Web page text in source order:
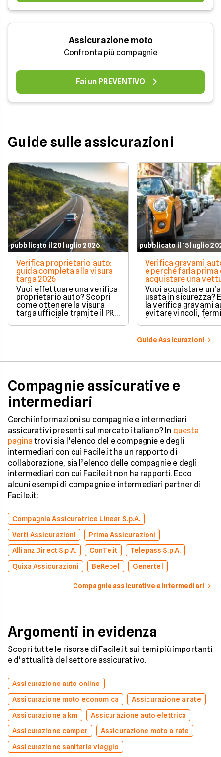
Assicurazione moto
Confronta più compagnie
Fai un PREVENTIVO
Guide sulle assicurazioni
pubblicato il 20 luglio 2026
Verifica proprietario auto:
guida completa alla visura
targa 2026
Vuoi effettuare una verifica
proprietario auto? Scopri
come ottenere la visura
targa ufficiale tramite il PRA
per controllare dati e
vincoli in totale sicurezza.
pubblicato il 15 luglio
Verifica gravami
e perché farla prima
acquistare una
Vuoi acquistare
usata in sicurezza?
la verifica gravami
evitare vincoli,
ipoteche. Scopri
tutelare il tuo
Guide Assicurazioni
Compagnie assicurative e
intermediari
Cerchi informazioni su compagnie e intermediari
assicurativi presenti sul mercato italiano? In questa
pagina trovi sia l’elenco delle compagnie e degli
intermediari con cui Facile.it ha un rapporto di
collaborazione, sia l’elenco delle compagnie e degli
intermediari con cui Facile.it non ha rapporti. Ecco
alcuni esempi di compagnie e intermediari partner di
Facile.it:
Compagnia Assicuratrice Linear S.p.A.
Verti Assicurazioni
Prima Assicurazioni
Allianz Direct S.p.A.
ConTe.it
Telepass S.p.A.
Quixa Assicurazioni
BeRebel Genertel
Compagnie assicurative e intermediari
Argomenti in evidenza
Scopri tutte le risorse di Facile.it sui temi più importanti
e d'attualità del settore assicurativo.
Assicurazione auto online
Assicurazione moto economica
Assicurazione a rate
Assicurazione a km
Assicurazione auto elettrica
Assicurazione camper
Assicurazione moto a rate
Assicurazione sanitaria viaggio